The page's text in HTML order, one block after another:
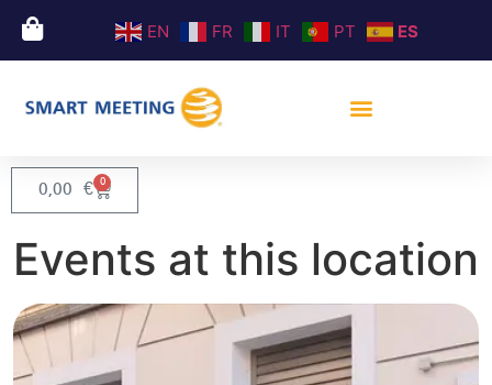
EN FR IT PT ES
0,00 € 0
Events at this location